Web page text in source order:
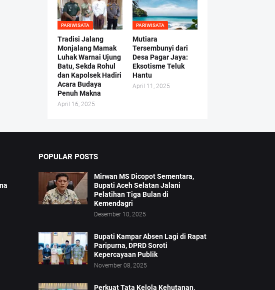
PARIWISATA
Tradisi Jalang
Monjalang Mamak
Luhak Warnai Ujung
Batu, Sekda Rohul
dan Kapolsek Hadiri
Acara Budaya
Penuh Makna
April 16, 2025
PARIWISATA
Mutiara
Tersembunyi dari
Desa Pagar Jaya:
Eksotisme Teluk
Hantu
April 11, 2025
POPULAR POSTS
Mirwan MS Dicopot Sementara,
Bupati Aceh Selatan Jalani
Pelatihan Tiga Bulan di
Kemendagri
Desember 10, 2025
Bupati Kampar Absen Lagi di Rapat
Paripurna, DPRD Soroti
Kepercayaan Publik
November 08, 2025
Perkuat Tata Kelola Kehutanan,